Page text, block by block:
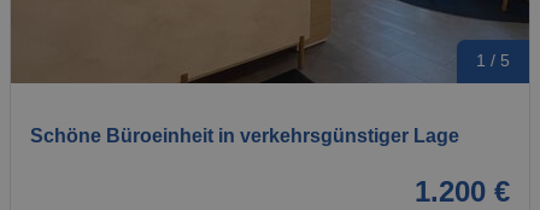
1 / 5
Schöne Büroeinheit in verkehrsgünstiger Lage
1.200 €